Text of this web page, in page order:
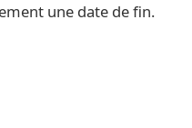
une date de fin.